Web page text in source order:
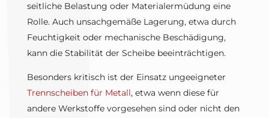
seitliche Belastung oder Materialermüdung eine
Rolle. Auch unsachgemäße Lagerung, etwa durch
Feuchtigkeit oder mechanische Beschädigung,
kann die Stabilität der Scheibe beeinträchtigen.
Besonders kritisch ist der Einsatz ungeeigneter
Trennscheiben für Metall, etwa wenn diese für
andere Werkstoffe vorgesehen sind oder nicht den